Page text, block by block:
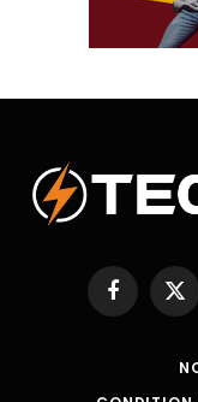
Facebook
X